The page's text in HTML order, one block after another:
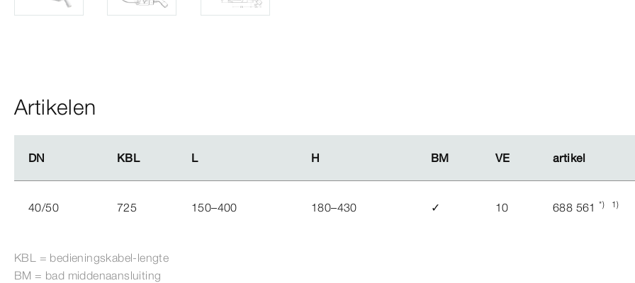
Artikelen
DN KBL L H BM VE artikel
DN KBL L H BM VE artikel
40/50 725 150–400 180–430 ✓ 10 688 561*) 1)
KBL = bedieningskabel-​lengte
BM = bad middenaansluiting